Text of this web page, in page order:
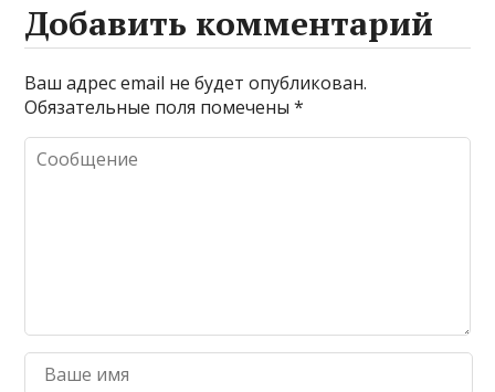
Добавить комментарий
Ваш адрес email не будет опубликован.
Обязательные поля помечены*